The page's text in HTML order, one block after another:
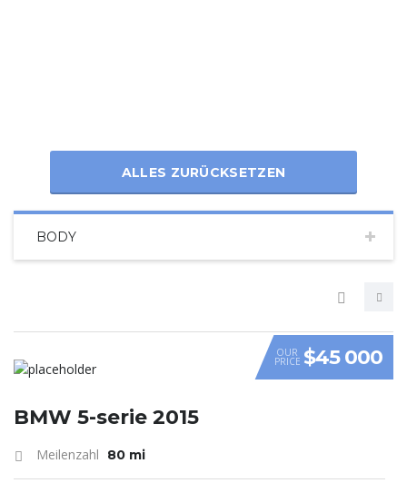
ALLES ZURÜCKSETZEN
BODY
VIDEO
OUR
PRICE $45 000
BMW 5-serie 2015
Meilenzahl 80 mi